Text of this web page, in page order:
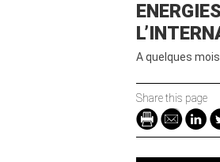
A quelques
Share this page